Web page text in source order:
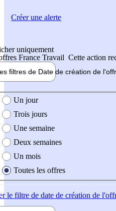
uniquement
France Travail Cette action
filtres de Date de création de
création de l'offre
Un jour
Trois jours
Une semaine
Deux semaines
Un mois
Toutes les offres
le filtre de date de création de
Créer une alerte